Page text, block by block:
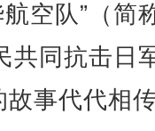
空队”（简
共同抗击日
故事代代相